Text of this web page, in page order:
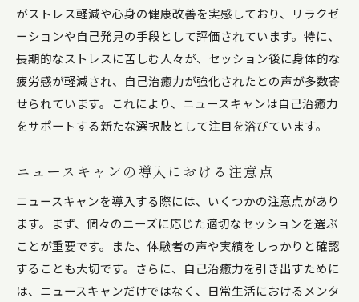
ニュースキャンと共に行う生活習慣の改善策
自己管理とニュースキャンの相乗効果
ニュースキャンを利用したセルフケアの手引き
持続可能な健康を目指すためのニュースキャン
の実践
がストレス軽減や心身の健康改善を実感しており、リラクゼ
ーションや自己発見の手段として評価されています。特に、
長期的なストレスに苦しむ人々が、セッション後に身体的な
疲労感が軽減され、自己治癒力が強化されたとの声が多数寄
せられています。これにより、ニュースキャンは自己治癒力
をサポートする新たな選択肢として注目を浴びています。
ニュースキャンの導入における注意点
ニュースキャンを導入する際には、いくつかの注意点があり
ます。まず、個々のニーズに応じた適切なセッションを選ぶ
ことが重要です。また、体験者の声や実績をしっかりと確認
することも大切です。さらに、自己治癒力を引き出すために
は、ニュースキャンだけではなく、日常生活におけるメンタ